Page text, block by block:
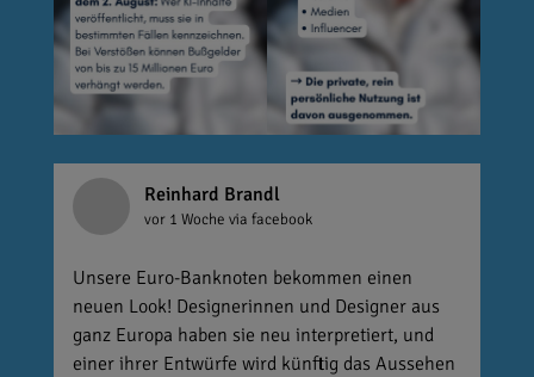
Reinhard Brandl
vor 1 Woche via facebook
Unsere Euro-Banknoten bekommen einen
neuen Look! Designerinnen und Designer aus
ganz Europa haben sie neu interpretiert, und
einer ihrer Entwürfe wird künftig das Aussehen